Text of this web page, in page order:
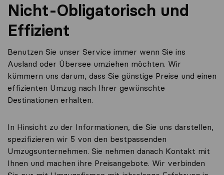
Nicht-Obligatorisch und
Effizient
Benutzen Sie unser Service immer wenn Sie ins
Ausland oder Übersee umziehen möchten. Wir
kümmern uns darum, dass Sie günstige Preise und einen
effizienten Umzug nach Ihrer gewünschte
Destinationen erhalten.
In Hinsicht zu der Informationen, die Sie uns darstellen,
spezifizieren wir 5 von den bestpassenden
Umzugsunternehmen. Sie nehmen danach Kontakt mit
Ihnen und machen ihre Preisangebote. Wir verbinden